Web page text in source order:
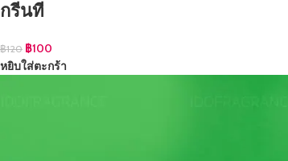
กรีนที
฿120 ฿100
หยิบใส่ตะกร้า